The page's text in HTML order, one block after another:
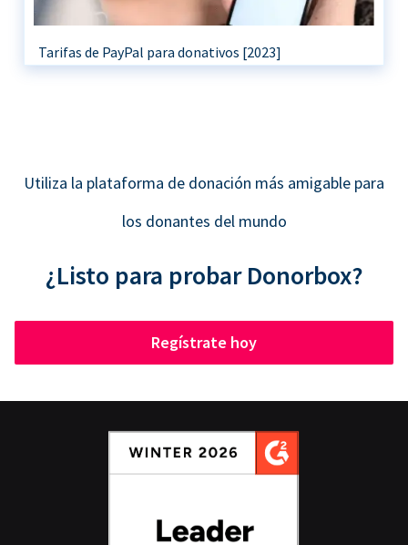
Tarifas de PayPal para donativos [2023]
Utiliza la plataforma de donación más amigable para
los donantes del mundo
¿Listo para probar Donorbox?
Regístrate hoy